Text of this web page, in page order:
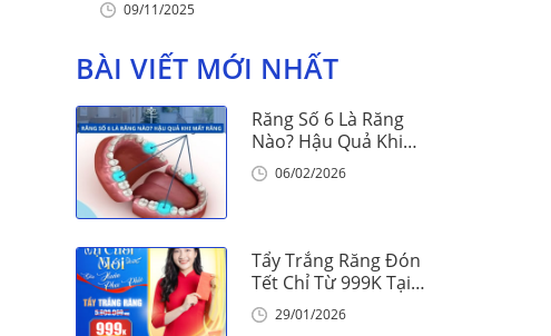
09/11/2025
BÀI VIẾT MỚI NHẤT
Răng Số 6 Là Răng
Nào? Hậu Quả Khi
Mất Răng Số 6
06/02/2026
Tẩy Trắng Răng Đón
Tết Chỉ Từ 999K Tại
Nha Khoa Vinalign
29/01/2026